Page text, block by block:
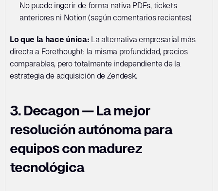
No puede ingerir de forma nativa PDFs, tickets
anteriores ni Notion (según comentarios recientes)
Lo que la hace única: La alternativa empresarial más
directa a Forethought: la misma profundidad, precios
comparables, pero totalmente independiente de la
estrategia de adquisición de Zendesk.
3. Decagon — La mejor
resolución autónoma para
equipos con madurez
tecnológica